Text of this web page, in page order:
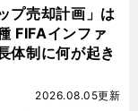
プ売却計画」は
FIFAインファ
体制に何が起き
2026.08.05更新